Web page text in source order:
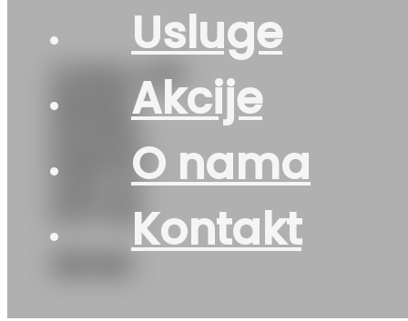
Usluge
Akcije
O nama
Kontakt
GUMA LJ/P
NEXEN
PRIMUS
103V XL
DOT:26